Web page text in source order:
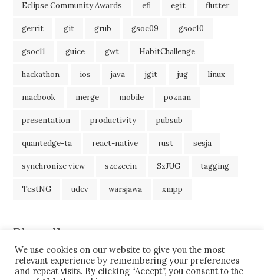
Eclipse Community Awards efi egit flutter
gerrit git grub gsoc09 gsoc10
gsoc11 guice gwt HabitChallenge
hackathon ios java jgit jug linux
macbook merge mobile poznan
presentation productivity pubsub
quantedge-ta react-native rust sesja
synchronize view szczecin SzJUG tagging
TestNG udev warsjawa xmpp
Blogroll
JavaBlog
We use cookies on our website to give you the most
relevant experience by remembering your preferences
and repeat visits. By clicking “Accept”, you consent to the